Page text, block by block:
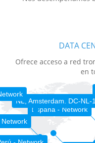
DATA
Ofrece acceso a red
en
España - Network
NL, Amsterdam. DC-NL-1